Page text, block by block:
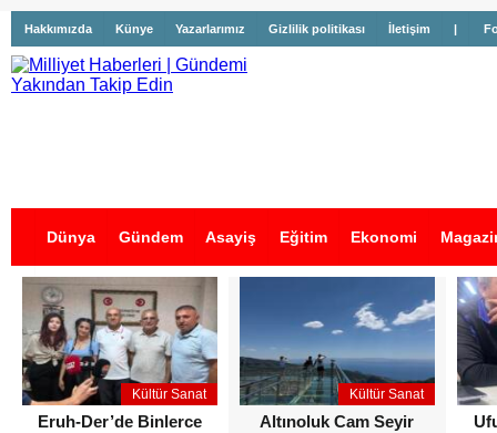
Hakkımızda Künye Yazarlarımız Gizlilik politikası İletişim |
Dünya Gündem Asayiş Eğitim Ekonomi
İş İlanları
Kültür Sanat
Eruh-Der’de Binlerce
Kültür Sanat
Altınoluk Cam Seyir